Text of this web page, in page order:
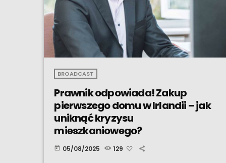
BROADCAST
Prawnik odpowiada! Zakup
pierwszego domu w Irlandii – jak
uniknąć kryzysu
mieszkaniowego?
today 05/08/2025 129